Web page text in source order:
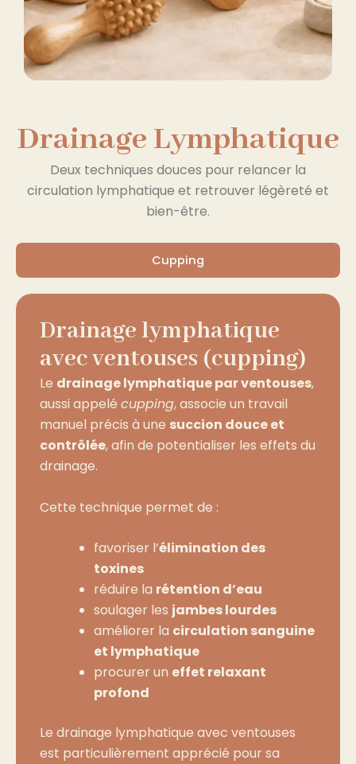
Drainage Lymphatique
Deux techniques douces pour relancer la
circulation lymphatique et retrouver légèreté et
bien-être.
Cupping
Drainage lymphatique
avec ventouses (cupping)
Le drainage lymphatique par ventouses,
aussi appelé cupping, associe un travail
manuel précis à une succion douce et
contrôlée, afin de potentialiser les effets du
drainage.
Cette technique permet de :
favoriser l’élimination des
toxines
réduire la rétention d’eau
soulager les jambes lourdes
améliorer la circulation sanguine
et lymphatique
procurer un effet relaxant
profond
Le drainage lymphatique avec ventouses
est particulièrement apprécié pour sa